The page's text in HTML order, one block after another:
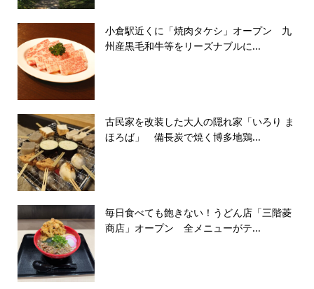
小倉駅近くに「焼肉タケシ」オープン 九
州産黒毛和牛等をリーズナブルに...
古民家を改装した大人の隠れ家「いろり ま
ほろば」 備長炭で焼く博多地鶏...
毎日食べても飽きない！うどん店「三階菱
商店」オープン 全メニューがテ...